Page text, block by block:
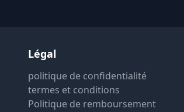
Légal
politique de confidentialité
termes et conditions
Politique de remboursement